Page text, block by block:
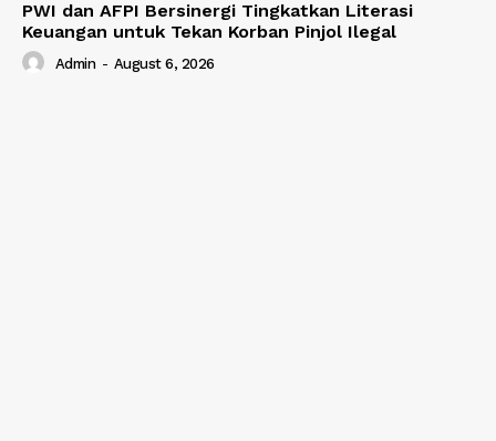
PWI dan AFPI Bersinergi Tingkatkan Literasi
Keuangan untuk Tekan Korban Pinjol Ilegal
Admin - August 6, 2026